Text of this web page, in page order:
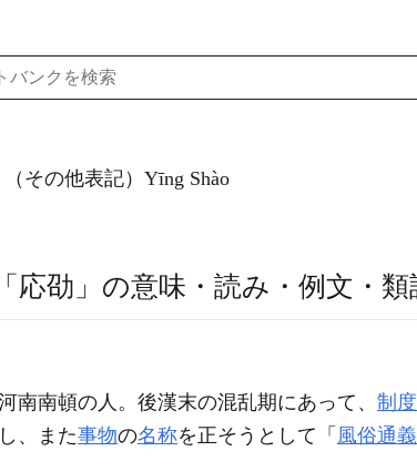
（その他表記）Yīng Shào
「応劭」の意味・読み・例文・類
南南頓の人。後漢末の混乱期にあって、 制度
、また事物の名称を正そうとして「 風俗通義